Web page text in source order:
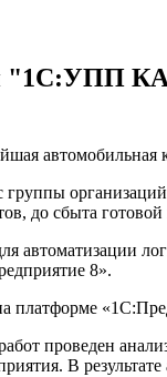
"1С:УПП
автомобильная
до сбыта
8».
платформе
проведен
В